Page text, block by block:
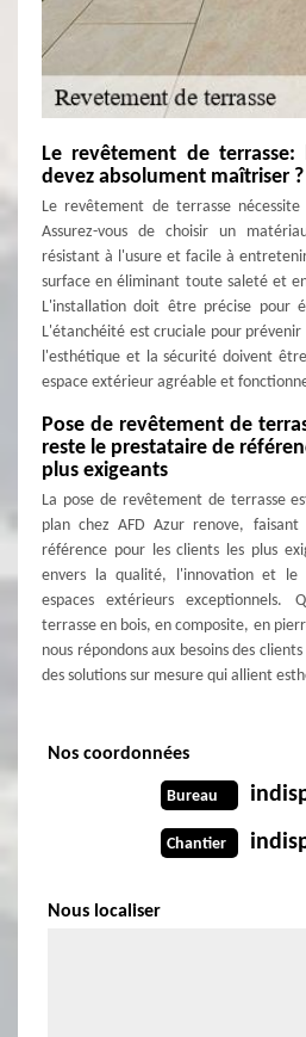
Le revêtement de
devez absolument maîtriser ?
Le revêtement de terrasse
Assurez-vous de choisir un
résistant à l'usure et facile à
surface en éliminant toute saleté et
L'installation doit être précise pour
L'étanchéité est cruciale pour
l'esthétique et la sécurité doivent
espace extérieur agréable et
Pose de revêtement de
reste le prestataire de
plus exigeants
La pose de revêtement de terrasse
plan chez AFD Azur renove,
référence pour les clients les plus
envers la qualité, l'innovation et
espaces extérieurs exceptionnels.
terrasse en bois, en composite, en
nous répondons aux besoins des
des solutions sur mesure qui allient
Nos coordonnées
Bureau
Chantier
Nous localiser